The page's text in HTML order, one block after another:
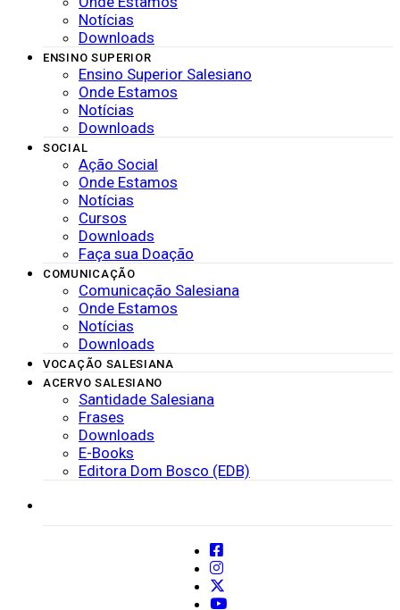
Notícias
Downloads
ENSINO SUPERIOR
Ensino Superior Salesiano
Onde Estamos
Notícias
Downloads
SOCIAL
Ação Social
Onde Estamos
Notícias
Cursos
Downloads
Faça sua Doação
COMUNICAÇÃO
Comunicação Salesiana
Onde Estamos
Notícias
Downloads
VOCAÇÃO SALESIANA
ACERVO SALESIANO
Santidade Salesiana
Frases
Downloads
E-Books
Editora Dom Bosco (EDB)